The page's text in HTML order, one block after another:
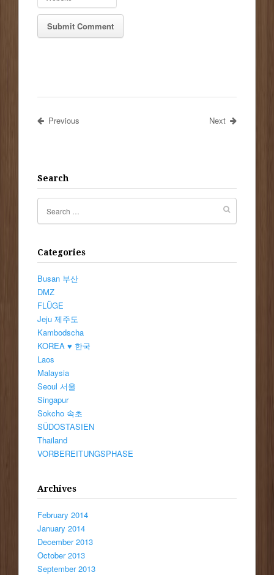
Previous Next
Search
Categories
Busan 부산
DMZ
FLÜGE
Jeju 제주도
Kambodscha
KOREA ♥ 한국
Laos
Malaysia
Seoul 서울
Singapur
Sokcho 속초
SÜDOSTASIEN
Thailand
VORBEREITUNGSPHASE
Archives
February 2014
January 2014
December 2013
October 2013
September 2013